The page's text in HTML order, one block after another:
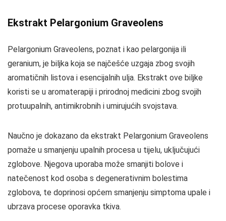
Ekstrakt Pelargonium Graveolens
Pelargonium Graveolens, poznat i kao pelargonija ili
geranium, je biljka koja se najčešće uzgaja zbog svojih
aromatičnih listova i esencijalnih ulja. Ekstrakt ove biljke
koristi se u aromaterapiji i prirodnoj medicini zbog svojih
protuupalnih, antimikrobnih i umirujućih svojstava.
Naučno je dokazano da ekstrakt Pelargonium Graveolens
pomaže u smanjenju upalnih procesa u tijelu, uključujući
zglobove. Njegova uporaba može smanjiti bolove i
natečenost kod osoba s degenerativnim bolestima
zglobova, te doprinosi općem smanjenju simptoma upale i
ubrzava procese oporavka tkiva.